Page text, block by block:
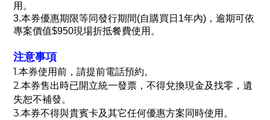
用。
3.本券優惠期限等同發行期間(自購買日1年內)，逾期可依
專案價值$950現場折抵餐費使用。
注意事項
1.本券使用前，請提前電話預約。
2.本券售出時已開立統一發票，不得兌換現金及找零，遺
失恕不補發。
3.本券不得與貴賓卡及其它任何優惠方案同時使用。